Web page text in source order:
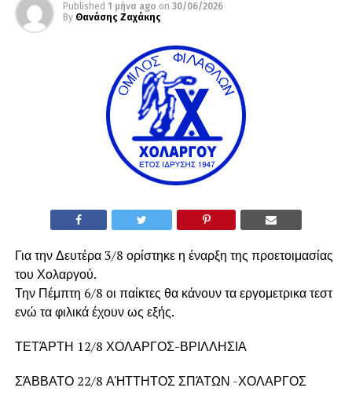
Published 1 μήνα ago on 30/06/2026
By Θανάσης Ζαχάκης
Για την Δευτέρα 3/8 ορίστηκε η έναρξη της προετοιμασίας
του Χολαργού.
Την Πέμπτη 6/8 οι παίκτες θα κάνουν τα εργομετρικα τεστ
ενώ τα φιλικά έχουν ως εξής.
ΤΕΤΆΡΤΗ 12/8 ΧΟΛΑΡΓΟΣ-ΒΡΙΛΛΗΣΙΑ
ΣΆΒΒΑΤΟ 22/8 ΑΉΤΤΗΤΟΣ ΣΠΆΤΩΝ -ΧΟΛΑΡΓΟΣ